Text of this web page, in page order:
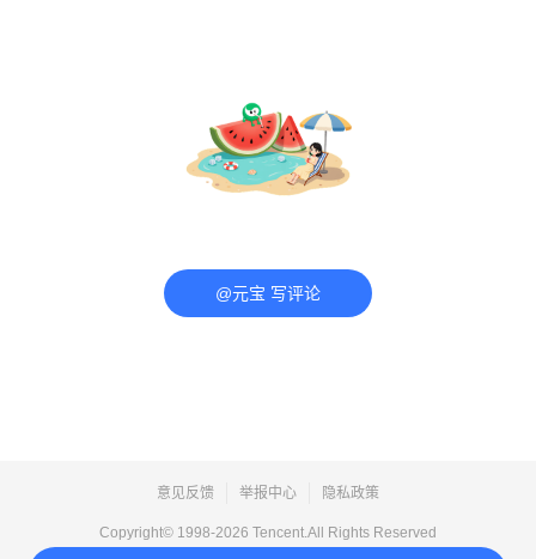
@元宝 写评论
意见反馈 举报中心 隐私政策
Copyright© 1998-2026 Tencent.All Rights Reserved